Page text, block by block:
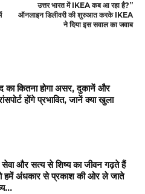
उत्तर भारत में IKEA कब आ रहा है?”
ऑनलाइन डिलीवरी की शुरुआत करके IKEA
ने दिया इस सवाल का जवाब
का कितना होगा असर, दुकानें और
होंगे प्रभावित, जानें क्या खुला
और सत्य से शिष्य का जीवन गढ़ते हैं
अंधकार से प्रकाश की ओर ले जाते